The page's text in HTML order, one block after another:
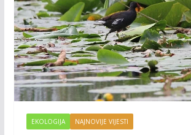
EKOLOGIJA NAJNOVIJE VIJESTI